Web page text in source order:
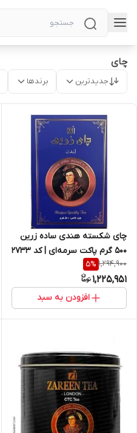
چای
جدیدترین برندها
چای شکسته هندی ساده زرین
500 گرم پاکت سرمه‌ای | کد 2733
1,294,900
5%
1,225,951
افزودن به سبد